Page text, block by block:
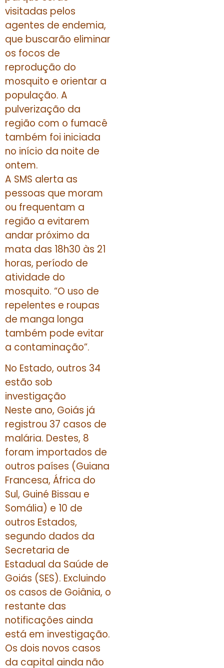
visitadas pelos
agentes de endemia,
que buscarão eliminar
os focos de
reprodução do
mosquito e orientar a
população. A
pulverização da
região com o fumacê
também foi iniciada
no início da noite de
ontem.
A SMS alerta as
pessoas que moram
ou frequentam a
região a evitarem
andar próximo da
mata das 18h30 às 21
horas, período de
atividade do
mosquito. “O uso de
repelentes e roupas
de manga longa
também pode evitar
a contaminação”.
No Estado, outros 34
estão sob
investigação
Neste ano, Goiás já
registrou 37 casos de
malária. Destes, 8
foram importados de
outros países (Guiana
Francesa, África do
Sul, Guiné Bissau e
Somália) e 10 de
outros Estados,
segundo dados da
Secretaria de
Estadual da Saúde de
Goiás (SES). Excluindo
os casos de Goiânia, o
restante das
notificações ainda
está em investigação.
Os dois novos casos
da capital ainda não